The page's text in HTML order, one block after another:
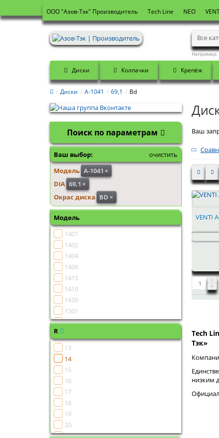
OOO "Азов-Тэк" Производитель Tech Line NEO
Все
Например:
Диски Колпачки Крепёж
Диски А-1041 69,1 Bd
Поиск по параметрам
Ваш выбор:
очистить
Модель А-1041 ×
DIA 69,1 ×
Окрас диска BD ×
Модель
1401
1402
1404
1406
1415
1419
1420
1501
1502
1505
1507
1510
1513
1516
R
13
14
15
16
17
18
19
20
21
Ваш
VENTI
Tech
Тэк»
низким